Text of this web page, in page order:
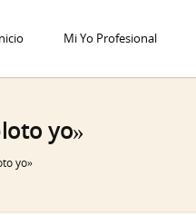
Mi Yo Profesional
yo»
yo»